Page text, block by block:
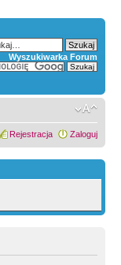
Wyszukiwarka Forum
Rejestracja Zaloguj